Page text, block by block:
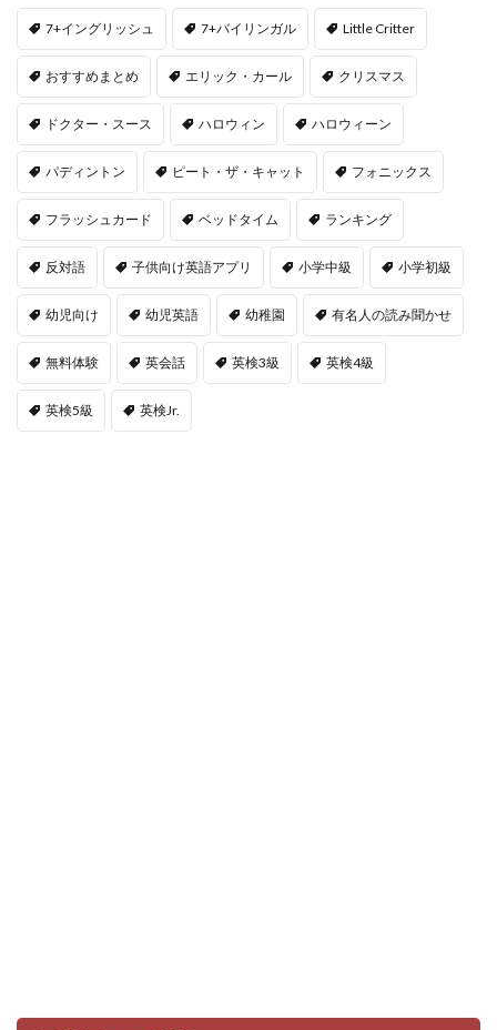
7+イングリッシュ 7+バイリンガル Little Critter
おすすめまとめ エリック・カール クリスマス
ドクター・スース ハロウィン ハロウィーン
パディントン ピート・ザ・キャット フォニックス
フラッシュカード ベッドタイム ランキング
反対語 子供向け英語アプリ 小学中級 小学初級
幼児向け 幼児英語 幼稚園 有名人の読み聞かせ
無料体験 英会話 英検3級 英検4級
英検5級 英検Jr.